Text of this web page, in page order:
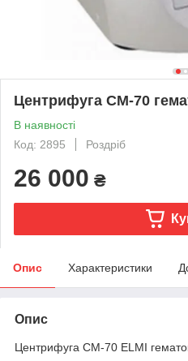
Центрифуга CM-70
В наявності
Код: 2895
Роздріб
26 000 ₴
Опис Характеристики
Опис
Центрифуга СМ-70 ELMI